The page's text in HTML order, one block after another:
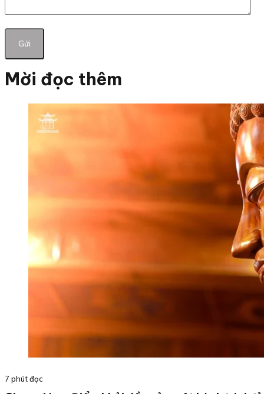
Mời đọc thêm
7 phút đọc